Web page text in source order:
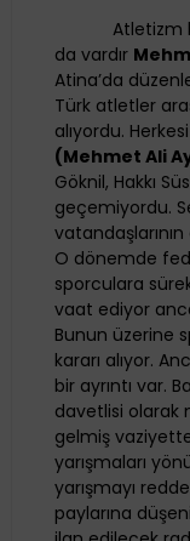
Atletizm
da vardır
Atina’da
Türk atletler
alıyordu.
(Mehmet Ali
Göknil, Hakkı
geçemiyordu.
O dönemde
sporculara
vaat ediyor
Bunun üzerine
kararı alıyor.
bir ayrıntı var.
davetlisi olarak
gelmiş
yarışmaları
yarışmayı
paylarına